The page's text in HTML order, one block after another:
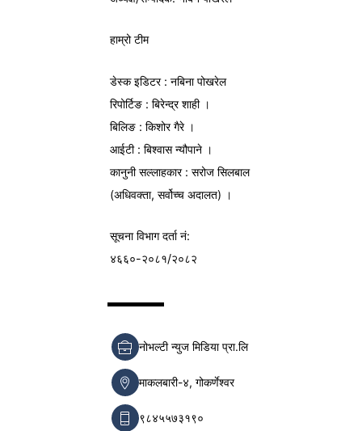
हाम्रो टीम
डेस्क इडिटर : नबिना पोखरेल
रिपोर्टिङ : बिरेन्द्र शाही ।
बिलिङ : किशोर गैरे ।
आईटी : बिश्वास न्यौपाने ।
कानुनी सल्लाहकार : सरोज सिलबाल
(अधिवक्ता, सर्वोच्च अदालत) ।
सूचना विभागदर्ता नं:
४६६०-२०८१/२०८२
नोभल्टी न्युज मिडिया प्रा.लि
माकलबारी-४, गोकर्णेश्वर
९८४५५७३१९०